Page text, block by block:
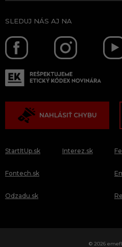
SLEDUJ NÁS AJ NA
NAHLÁSIŤ CHYBU
StartItUp.sk
Fontech.sk
Odzadu.sk
Interez.sk
© 2026